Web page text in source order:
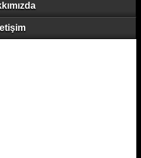
İletişim